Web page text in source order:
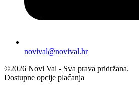
novival@novival.hr
©2026 Novi Val - Sva prava pridržana.
Dostupne opcije plaćanja